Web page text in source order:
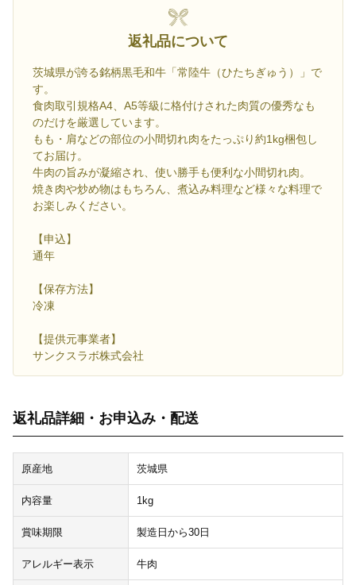
返礼品について
茨城県が誇る銘柄黒毛和牛「常陸牛（ひたちぎゅう）」で
す。
食肉取引規格A4、A5等級に格付けされた肉質の優秀なも
のだけを厳選しています。
もも・肩などの部位の小間切れ肉をたっぷり約1kg梱包し
てお届け。
牛肉の旨みが凝縮され、使い勝手も便利な小間切れ肉。
焼き肉や炒め物はもちろん、煮込み料理など様々な料理で
お楽しみください。
【申込】
通年
【保存方法】
冷凍
【提供元事業者】
サンクスラボ株式会社
返礼品詳細・お申込み・配送
原産地 茨城県
内容量 1kg
賞味期限 製造日から30日
アレルギー表示 牛肉